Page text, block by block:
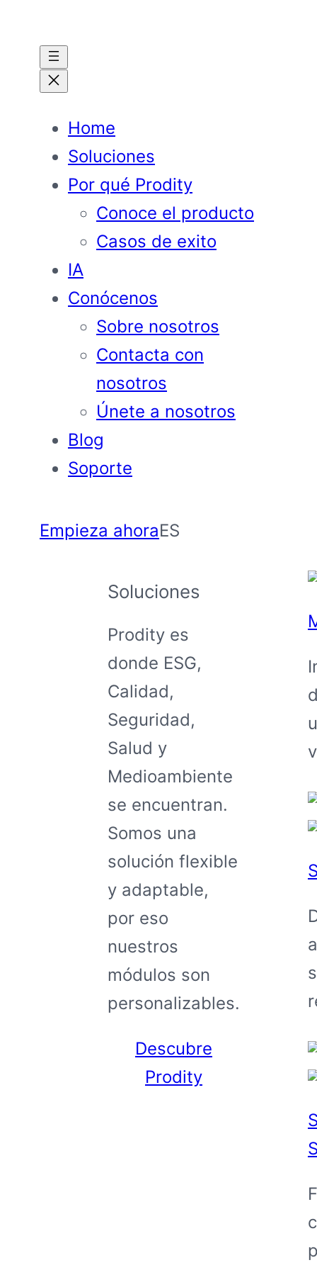
contenido
Home
Soluciones
Por qué Prodity
Conoce el producto
Casos de exito
IA
Conócenos
Sobre nosotros
Contacta con
nosotros
Únete a nosotros
Blog
Soporte
Empieza ahoraES
Soluciones
Prodity es
donde ESG,
Calidad,
Seguridad,
Salud y
Medioambiente
se encuentran.
Somos una
solución flexible
y adaptable,
por eso
nuestros
módulos son
personalizables.
Descubre
Prodity